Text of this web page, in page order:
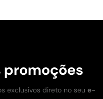
promoções
exclusivos direto no seu e-